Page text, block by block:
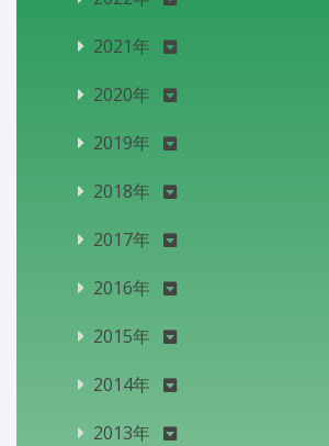
2021年
2020年
2019年
2018年
2017年
2016年
2015年
2014年
2013年